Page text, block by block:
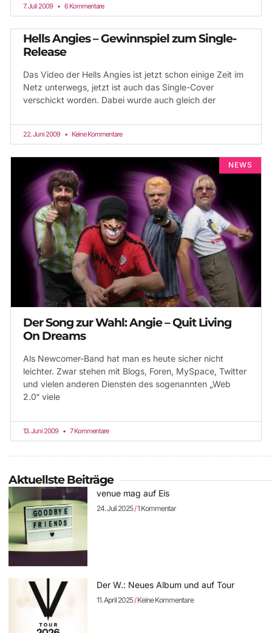
7. Juli 2009 6 Kommentare
Hells Angies – Gewinnspiel zum Single-
Release
Das Video der Hells Angies ist jetzt schon einige Zeit im
Netz unterwegs, jetzt ist auch das Single-Cover
verschickt worden. Dabei wurde auch gleich der
22. Juni 2009 Keine Kommentare
NEWS
Der Song zur Wahl: Angie – Quit Living
On Dreams
Als Newcomer-Band hat man es heute sicher nicht
leichter. Zwar stehen mit Blogs, Foren, MySpace, Twitter
und vielen anderen Diensten des sogenannten „Web
2.0“ viele
13. Juni 2009 7 Kommentare
Aktuellste Beiträge
venue mag auf Eis
24. Juli 2025 1 Kommentar
Der W.: Neues Album und auf Tour
11. April 2025 Keine Kommentare